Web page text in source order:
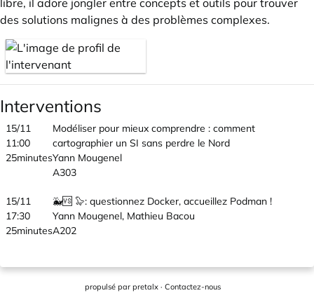
libre, il adore jongler entre concepts et outils pour trouver
des solutions malignes à des problèmes complexes.
Interventions
15/11
11:00
25minutes
Modéliser pour mieux comprendre : comment
cartographier un SI sans perdre le Nord
Yann Mougenel
A303
15/11
17:30
25minutes
🐳🆚 🦭: questionnez Docker, accueillez Podman !
Yann Mougenel, Mathieu Bacou
A202
propulsé par pretalx · Contactez-nous